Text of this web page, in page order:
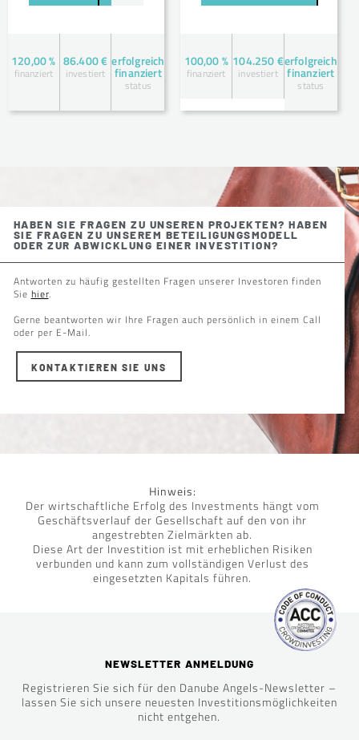
120,00 %
finanziert
86.400 €
investiert
erfolgreich
finanziert
status
100,00 %
finanziert
104.250 €
investiert
erfolgreich
finanziert
status
HABEN SIE FRAGEN ZU UNSEREN PROJEKTEN? HABEN
SIE FRAGEN ZU UNSEREM BETEILIGUNGSMODELL
ODER ZUR ABWICKLUNG EINER INVESTITION?
Antworten zu häufig gestellten Fragen unserer Investoren finden
Sie hier.
Gerne beantworten wir Ihre Fragen auch persönlich in einem Call
oder per E-Mail.
KONTAKTIEREN SIE UNS
Hinweis:
Der wirtschaftliche Erfolg des Investments hängt vom
Geschäftsverlauf der Gesellschaft auf den von ihr
angestrebten Zielmärkten ab.
Diese Art der Investition ist mit erheblichen Risiken
verbunden und kann zum vollständigen Verlust des
eingesetzten Kapitals führen.
NEWSLETTER ANMELDUNG
Registrieren Sie sich für den Danube Angels-Newsletter –
lassen Sie sich unsere neuesten Investitionsmöglichkeiten
nicht entgehen.